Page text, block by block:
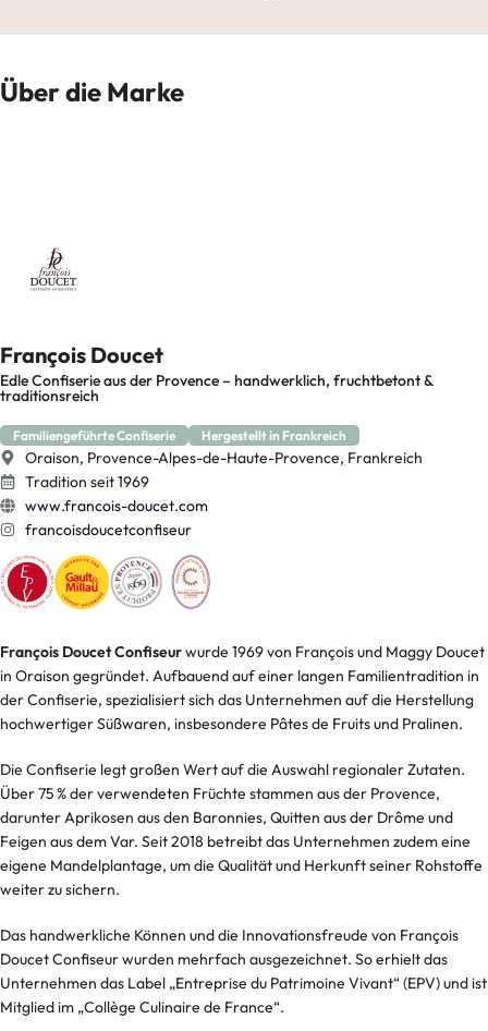
Über die Marke
François Doucet
Edle Confiserie aus der Provence – handwerklich, fruchtbetont &
traditionsreich
Familiengeführte Confiserie Hergestellt in Frankreich
Oraison, Provence-Alpes-de-Haute-Provence, Frankreich
Tradition seit 1969
www.francois-doucet.com
francoisdoucetconfiseur
François Doucet Confiseurwurde 1969 von François und Maggy Doucet
in Oraison gegründet. Aufbauend auf einer langen Familientradition in
der Confiserie, spezialisiert sich das Unternehmen auf die Herstellung
hochwertiger Süßwaren, insbesondere Pâtes de Fruits und Pralinen.​
Die Confiserie legt großen Wert auf die Auswahl regionaler Zutaten.
Über 75 % der verwendeten Früchte stammen aus der Provence,
darunter Aprikosen aus den Baronnies, Quitten aus der Drôme und
Feigen aus dem Var. Seit 2018 betreibt das Unternehmen zudem eine
eigene Mandelplantage, um die Qualität und Herkunft seiner Rohstoffe
weiter zu sichern.​
Das handwerkliche Können und die Innovationsfreude von François
Doucet Confiseur wurden mehrfach ausgezeichnet. So erhielt das
Unternehmen das Label „Entreprise du Patrimoine Vivant“ (EPV) und ist
Mitglied im „Collège Culinaire de France“.